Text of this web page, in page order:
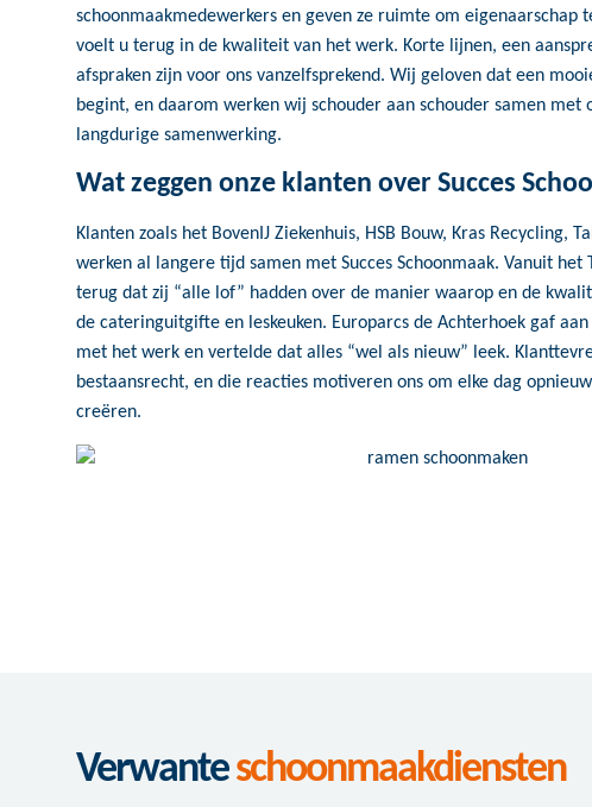
schoonmaakmedewerkers en geven ze ruimte om eigenaarschap
voelt u terug in de kwaliteit van het werk. Korte lijnen, een
afspraken zijn voor ons vanzelfsprekend. Wij geloven dat een
begint, en daarom werken wij schouder aan schouder samen met
langdurige samenwerking.
Wat zeggen onze klanten over Succes
Klanten zoals het BovenIJ Ziekenhuis, HSB Bouw, Kras Recycling,
werken al langere tijd samen met Succes Schoonmaak. Vanuit het
terug dat zij “alle lof” hadden over de manier waarop en de
de cateringuitgifte en leskeuken. Europarcs de Achterhoek gaf
met het werk en vertelde dat alles “wel als nieuw” leek.
bestaansrecht, en die reacties motiveren ons om elke dag
creëren.
Verwanteschoonmaakdiensten